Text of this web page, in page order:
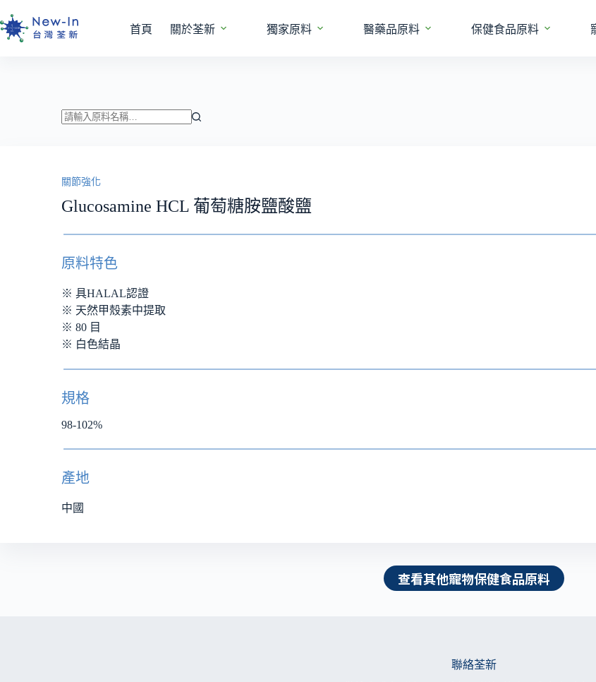
至
主
首頁 關於荃新 獨家原料 醫藥品原料 保健食品原料
符
合
件
結
關節強化
Glucosamine HCL 葡萄糖胺鹽酸鹽
原料特色
※ 具HALAL認證
※ 天然甲殼素中提取
※ 80 目
※ 白色結晶
規格
98-102%
產地
中國
查看其他寵物保健食品原料
聯絡荃新